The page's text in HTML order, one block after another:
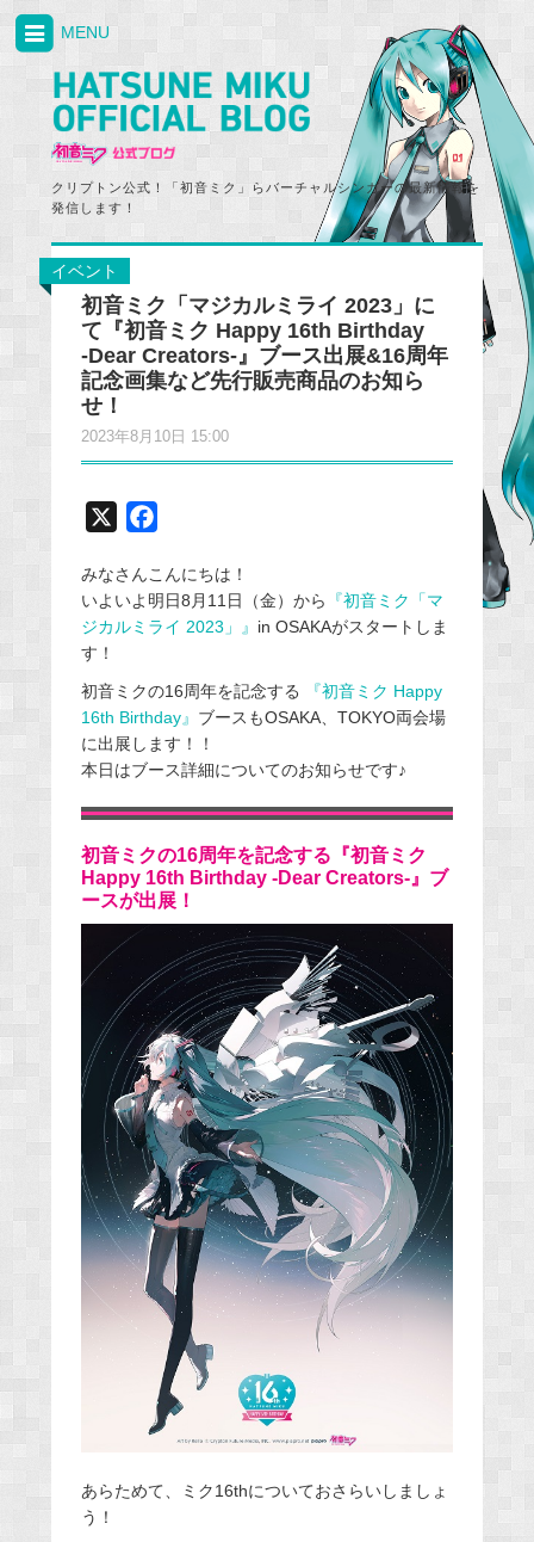
クリプトン公式！「初音ミク」らバーチャルシンガーの最新情報を
発信します！
MENU
イベント
初音ミク「マジカルミライ 2023」に
て『初音ミク Happy 16th Birthday
‐Dear Creators‐』ブース出展&16周年
記念画集など先行販売商品のお知ら
せ！
2023年8月10日 15:00
c
e
b
o
k
みなさんこんにちは！
いよいよ明日8月11日（金）から 『初音ミク「マ
ジカルミライ 2023」』 in OSAKAがスタートしま
す！
初音ミクの16周年を記念する 『初音ミク Happy
16th Birthday』 ブースもOSAKA、TOKYO両会場
に出展します！！
本日はブース詳細についてのお知らせです♪
初音ミクの16周年を記念する『初音ミク
Happy 16th Birthday ‐Dear Creators‐』ブ
ースが出展！
あらためて、ミク16thについておさらいしましょ
う！